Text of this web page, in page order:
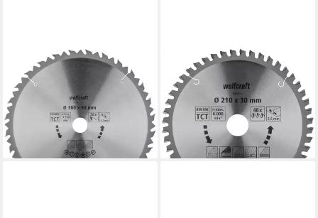
WOLFCRAFT
Kreissägeblatt Wolfcraft
Kreissägeblatt 300 mm 28
Zähne
41,19 €
lieferbar - in 2-3 Werktagen bei dir
WOLFCRAFT
Kreissägeblatt Wolfcraft
Sägeblatt Ø 210 mm 48
Zähne Hartmetall
38,29 €
lieferbar - in 2-3 Werktagen bei dir